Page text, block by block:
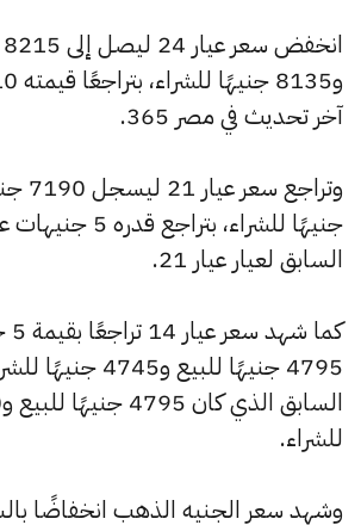
آخر تحديث في مصر 365.
جنيهًا للشراء،
السابق لعيار عيار 21.
4795 جنيهًا للبيع
للشراء.
وشهد سعر الجنيه الذهب انخفاضًا